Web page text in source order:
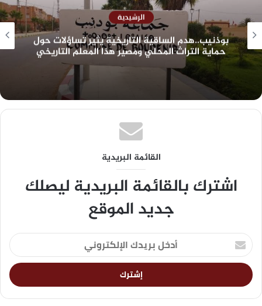
الرشيدية
الرشيدية: مهرجان أغبالو نكردوس يشعل الجدل..
والساكنة تطالب بالتنمية بدل السهرات
القائمة البريدية
اشترك بالقائمة البريدية ليصلك
جديد الموقع